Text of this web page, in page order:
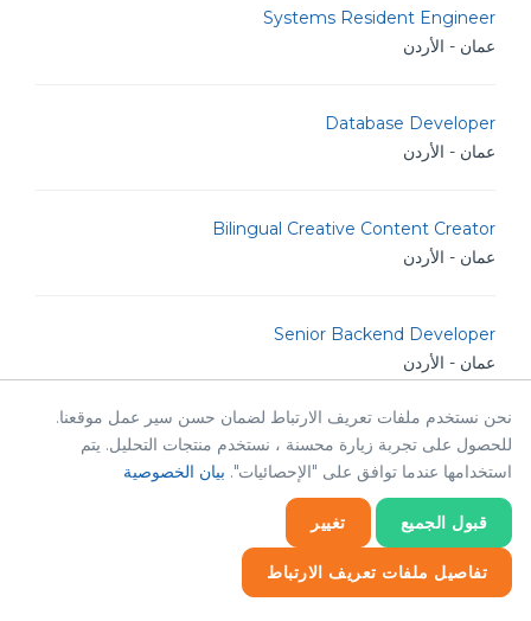
Systems Resident Engineer
عمان - الأردن
Database Developer
عمان - الأردن
Bilingual Creative Content Creator
عمان - الأردن
Senior Backend Developer
عمان - الأردن
IT Analyst
عمان - الأردن
Junior Linux Admin
عمان - الأردن
نحن نستخدم ملفات تعريف الارتباط لضمان حسن سير عمل موقعنا.
للحصول على تجربة زيارة محسنة ، نستخدم منتجات التحليل. يتم
استخدامها عندما توافق على "الإحصائيات". بيان الخصوصية
قبول الجميع تغيير
تفاصيل ملفات تعريف الارتباط